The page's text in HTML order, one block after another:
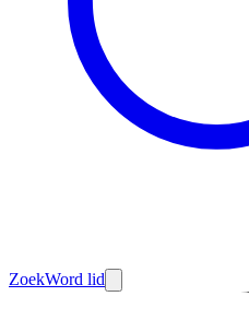
ZoekWord lid